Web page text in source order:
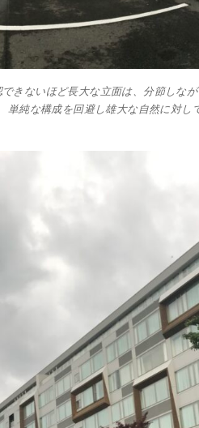
きないほど長大な立面は、分節しな
単純な構成を回避し雄大な自然に対し